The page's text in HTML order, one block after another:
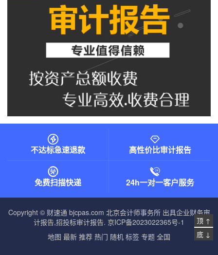
不达标急速退款 高性价比审计报告
免费扫描快递 24h一对一客户服务
Copyright © 财速通 bjcpas.com 北京会计师事务所出具企业财务审
计报告,招投标审计报告. 京ICP备2023022365号-1
地图 最新 推荐 热门 随机 标签 专题 全国
顶 ↑
底 ↓